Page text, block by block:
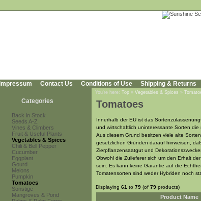
Impressum Contact Us Conditions of Use Shipping & Returns
Categories
Back in Stock
Seeds A-Z
Vines & Climbers
Fruit & Useful Plants
Vegetables & Spices
Chili & Bell Pepper
Cucumber
Eggplant
Gourd
Melons
Pumpkin
Tomatoes
Sonstige
Mangroves & Pond
You're here: Top » Vegetables & Spices »
Tomatoes
Innerhalb der EU ist das
und wirtschaftlich uninteressante Sorten
Aus diesem Grund besitzen viele alte
gesetzlichen Gründen darauf hinweisen,
Zierpflanzensaatgut und
Obwohl die Zulieferer sich um den Erhalt
sein. Es kann keine Garantie auf die
Tomatensorten sind weder Hybriden noch
Displaying 61 to 79 (of 79 products)
Product Name